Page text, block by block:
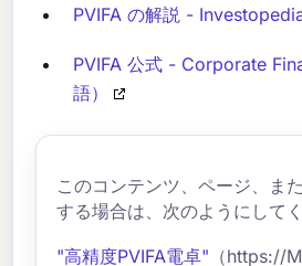
PVIFA の解説 - Investopedia
PVIFA 公式 - Corporate
語）
このコンテンツ、ページ、ま
する場合は、次のようにして
"高精度PVIFA電卓" （https://